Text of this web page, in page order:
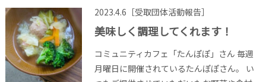
2023.4.6［受取団体活動報告］
美味しく調理してくれます！
コミュニティカフェ「たんぽぽ」さん 毎週
月曜日に開催されているたんぽぽさん。 い